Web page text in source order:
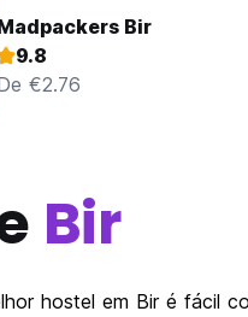
Bir
9.8
€2.76
Bir
hostel em Bir é fácil